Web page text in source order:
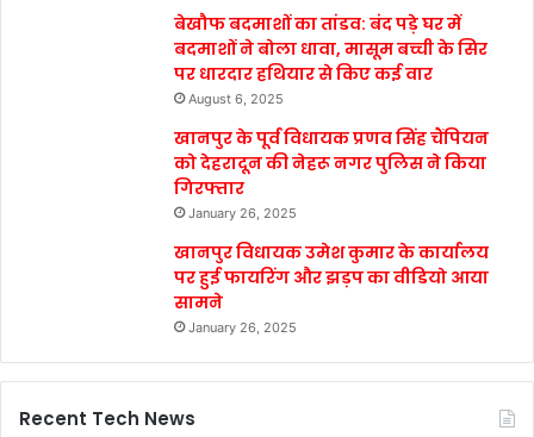
बेखौफ बदमाशों का तांडव: बंद पड़े घर में
बदमाशों ने बोला धावा, मासूम बच्ची के सिर
पर धारदार हथियार से किए कई वार
August 6, 2025
खानपुर के पूर्व विधायक प्रणव सिंह चैंपियन
को देहरादून की नेहरू नगर पुलिस ने किया
गिरफ्तार
January 26, 2025
खानपुर विधायक उमेश कुमार के कार्यालय
पर हुई फायरिंग और झड़प का वीडियो आया
सामने
January 26, 2025
Recent Tech News